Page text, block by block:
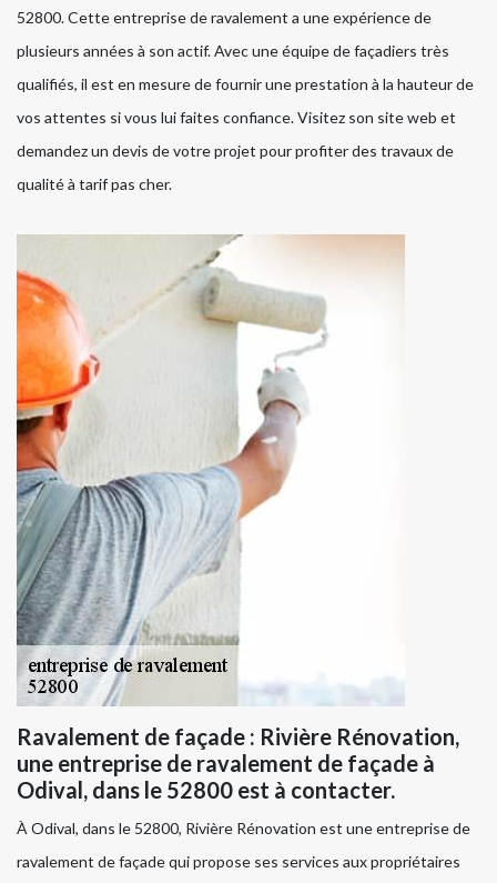
52800. Cette entreprise de ravalement a une expérience de
plusieurs années à son actif. Avec une équipe de façadiers très
qualifiés, il est en mesure de fournir une prestation à la hauteur de
vos attentes si vous lui faites confiance. Visitez son site web et
demandez un devis de votre projet pour profiter des travaux de
qualité à tarif pas cher.
Ravalement de façade : Rivière Rénovation,
une entreprise de ravalement de façade à
Odival, dans le 52800 est à contacter.
À Odival, dans le 52800, Rivière Rénovation est une entreprise de
ravalement de façade qui propose ses services aux propriétaires